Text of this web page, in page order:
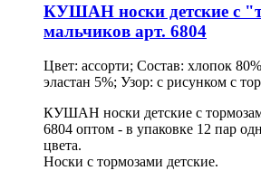
КУШАН носки детские с
мальчиков арт. 6804
Цвет: ассорти; Состав: хлопок
эластан 5%; Узор: с рисунком с
КУШАН носки детские с
6804 оптом - в упаковке 12 пар
цвета.
Носки с тормозами детские.